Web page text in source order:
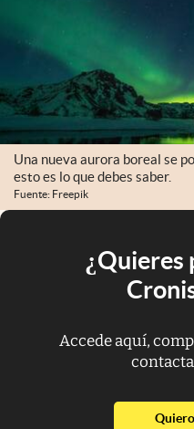
Una nueva aurora boreal se
esto es lo que debes saber.
Fuente: Freepik
¿Quieres
Accede aquí,